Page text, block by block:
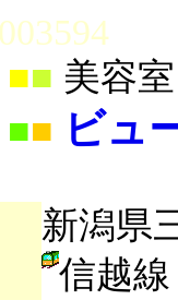
■ 美容室
■■ ビュ
新潟県
信越